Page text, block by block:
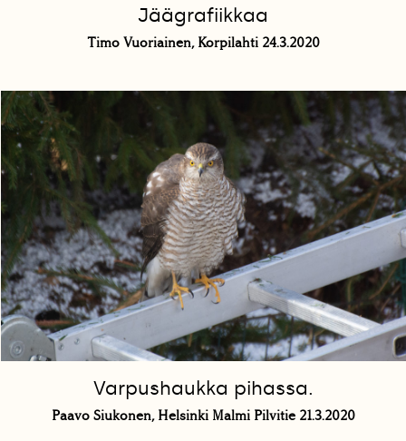
Jäägrafiikkaa
Timo Vuoriainen, Korpilahti 24.3.2020
Varpushaukka pihassa.
Paavo Siukonen, Helsinki Malmi Pilvitie 21.3.2020